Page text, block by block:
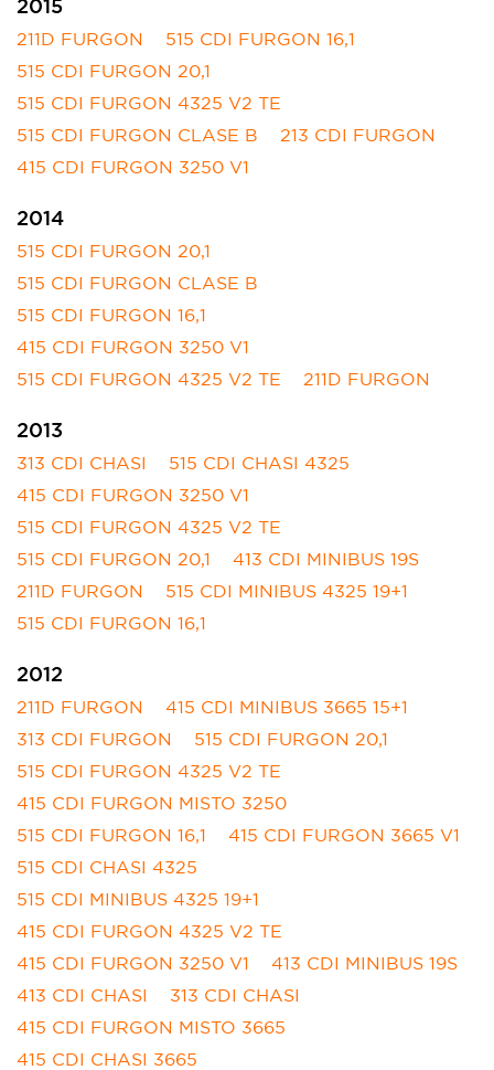
2015
211D FURGON
515 CDI FURGON 16,1
515 CDI FURGON 20,1
515 CDI FURGON 4325 V2 TE
515 CDI FURGON CLASE B
213 CDI FURGON
415 CDI FURGON 3250 V1
2014
515 CDI FURGON 20,1
515 CDI FURGON CLASE B
515 CDI FURGON 16,1
415 CDI FURGON 3250 V1
515 CDI FURGON 4325 V2 TE
211D FURGON
2013
313 CDI CHASI
515 CDI CHASI 4325
415 CDI FURGON 3250 V1
515 CDI FURGON 4325 V2 TE
515 CDI FURGON 20,1
413 CDI MINIBUS 19S
211D FURGON
515 CDI MINIBUS 4325 19+1
515 CDI FURGON 16,1
2012
211D FURGON
415 CDI MINIBUS 3665 15+1
313 CDI FURGON
515 CDI FURGON 20,1
515 CDI FURGON 4325 V2 TE
415 CDI FURGON MISTO 3250
515 CDI FURGON 16,1
415 CDI FURGON 3665 V1
515 CDI CHASI 4325
515 CDI MINIBUS 4325 19+1
415 CDI FURGON 4325 V2 TE
415 CDI FURGON 3250 V1
413 CDI MINIBUS 19S
413 CDI CHASI
313 CDI CHASI
415 CDI FURGON MISTO 3665
415 CDI CHASI 3665